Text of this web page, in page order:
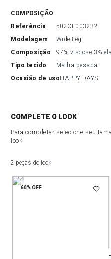
COMPOSIÇÃO
referência
502CF003232
modelagem
Wide Leg
composição
97% viscose 3%
tipo tecido
Malha pesada
ocasião de usoHAPPY DAYS
COMPLETE O LOOK
Para completar selecione seu
look
2 peças do look
60%OFF